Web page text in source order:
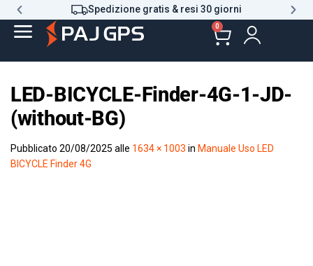
Spedizione gratis & resi 30 giorni
0
LED-BICYCLE-Finder-4G-1-JD-
(without-BG)
Pubblicato 20/08/2025 alle 1634 × 1003 in Manuale Uso LED
BICYCLE Finder 4G